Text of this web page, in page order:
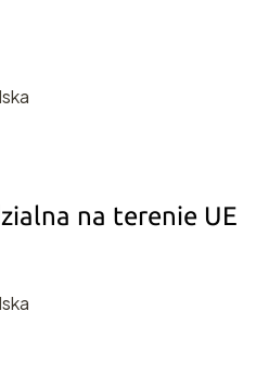
na terenie UE